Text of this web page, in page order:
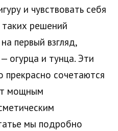
и чувствовать себя
решений
первый взгляд,
огурца и тунца. Эти
прекрасно сочетаются
мощным
мы подробно